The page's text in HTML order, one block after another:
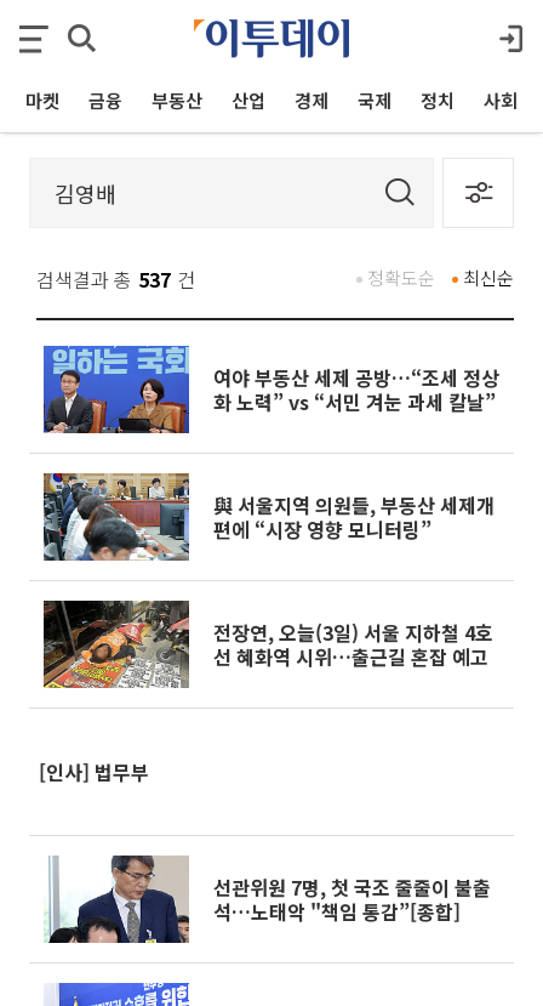
마켓 금융 부동산 산업 경제 국제 정치 사회
검색결과 총 537 건 최신순
정확도순
여야 부동산 세제 공방…“조세 정상
화 노력” vs “서민 겨눈 과세 칼날”
與 서울지역 의원들, 부동산 세제개
편에 “시장 영향 모니터링”
전장연, 오늘(3일) 서울 지하철 4호
선 혜화역 시위…출근길 혼잡 예고
[인사] 법무부
선관위원 7명, 첫 국조 줄줄이 불출
석…노태악 "책임 통감”[종합]